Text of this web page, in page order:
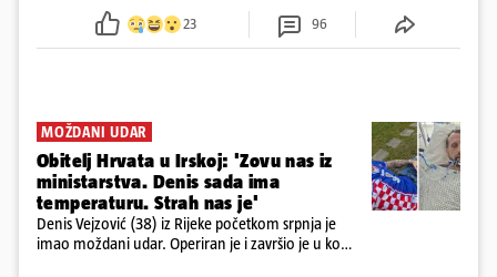
23 96
MOŽDANI UDAR
Obitelj Hrvata u Irskoj: 'Zovu nas iz
ministarstva. Denis sada ima
temperaturu. Strah nas je'
Denis Vejzović (38) iz Rijeke početkom srpnja je
imao moždani udar. Operiran je i završio je u komi.